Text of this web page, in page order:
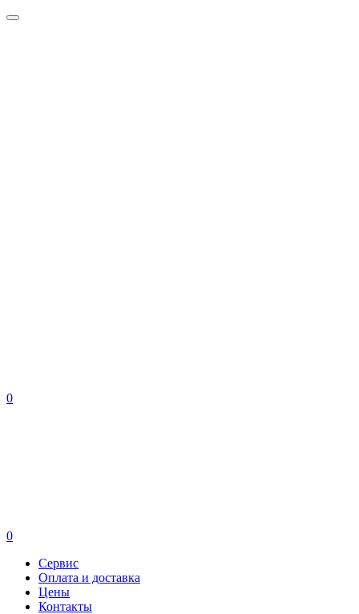
0
0
Сервис
Оплата и доставка
Цены
Контакты